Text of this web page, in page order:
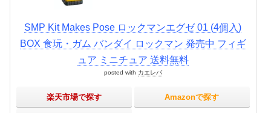
SMP Kit Makes Pose ロックマンエグゼ 01 (4個入)
BOX 食玩・ガム バンダイ ロックマン 発売中 フィギ
ュア ミニチュア 送料無料
posted with カエレバ
楽天市場で探す Amazonで探す